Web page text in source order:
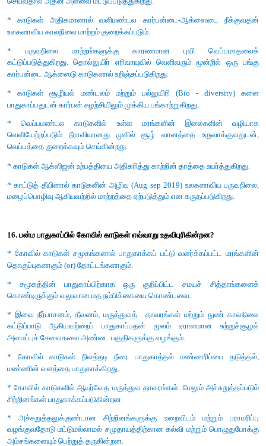
எ.கா: தொழிற் சாலை மற்றும் மின் ஆலை களிலிருந்து
கவர்தல்
சேமிப்புக்கிடங்குகள்:
* எ.கா: குறைந்து வரும் எண்ணெய் வயல்கள், எரிவாயு
* கார்பன், பெருங்கடல்களில் திரவச் சேமிப்பாகவும்
பயன்படுத்தி கார்பன்டை-ஆக்ஸைடை குறைத்தல் மூலம் திடமான
மாற்றி உலர். (or) திடச் சேமிப்பாகவும் சேமித்து வைக்கப்படுகிறது.
15. காலநிலையினை நிர்வகிப்பதில் காடுகள் எவ்வாறு
உலகளாவிய காலநிலை மாற்றம் குறைக்கப்படும்.
* பருவநிலை மாற்றங்களுக்கு காரணமான புவி
கட்டுப்படுத்துகிறது. தொல்லுயிர் எரிவாயுவில் வெளிவரும்
கார்பன்டை ஆக்ஸைடு காடுகளால் உறிஞ்சப்படுகிறது.
* காடுகள் சூழியல் மண்டலம் மற்றும் பல்லுயிரி (Bio -
பாதுகாப்பதுடன் கார்பன் சுழற்சியிலும் முக்கிய பங்காற்றுகிறது.
* வெப்பமண்டல காடுகளில் உள்ள மரங்களின்
வெளியேற்றப்படும் நீராவியானது முகில் சூழ் வானத்தை
வெப்பத்தை குறைக்கவும் செய்கின்றது.
* காடுகள் ஆக்ஸிஜன் உற்பத்தியை அதிகரித்து காற்றின் தரத்தை